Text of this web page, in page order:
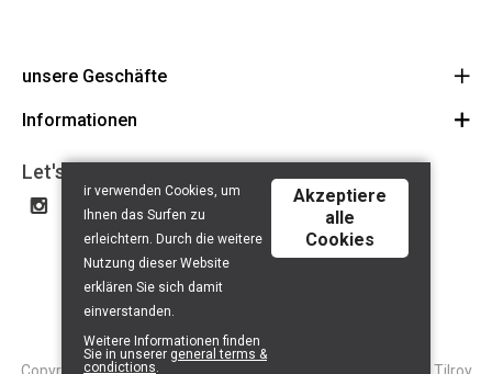
unsere Geschäfte
Cycles Arnold Kontz Gare / Bonnevoie
+352 40 96 74 214 / +352 40 96 74 215
LU 24502609
Informationen
Allgemeine Geschäftsbedingungen
Haftungsausschluss
Datenschutzerklärung
Let's get social
ir verwenden Cookies, um
Ihnen das Surfen zu
erleichtern. Durch die weitere
Nutzung dieser Website
erklären Sie sich damit
einverstanden.
Weitere Informationen finden
Sie in unserer general terms &
condictions.
Akzeptiere
alle
Cookies